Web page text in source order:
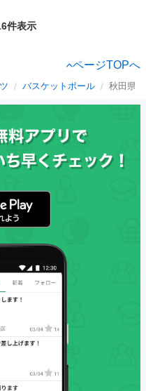
件表示
ページTOPへ
バスケットボール 秋田県